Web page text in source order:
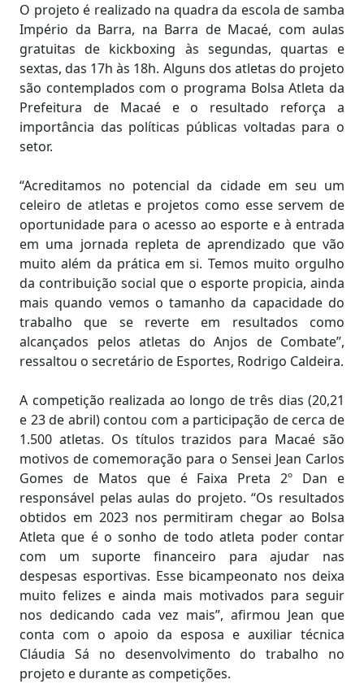
O projeto é realizado na quadra da escola de samba
Império da Barra, na Barra de Macaé, com aulas
gratuitas de kickboxing às segundas, quartas e
sextas, das 17h às 18h. Alguns dos atletas do projeto
são contemplados com o programa Bolsa Atleta da
Prefeitura de Macaé e o resultado reforça a
importância das políticas públicas voltadas para o
setor.
“Acreditamos no potencial da cidade em seu um
celeiro de atletas e projetos como esse servem de
oportunidade para o acesso ao esporte e à entrada
em uma jornada repleta de aprendizado que vão
muito além da prática em si. Temos muito orgulho
da contribuição social que o esporte propicia, ainda
mais quando vemos o tamanho da capacidade do
trabalho que se reverte em resultados como
alcançados pelos atletas do Anjos de Combate”,
ressaltou o secretário de Esportes, Rodrigo Caldeira.
A competição realizada ao longo de três dias (20,21
e 23 de abril) contou com a participação de cerca de
1.500 atletas. Os títulos trazidos para Macaé são
motivos de comemoração para o Sensei Jean Carlos
Gomes de Matos que é Faixa Preta 2º Dan e
responsável pelas aulas do projeto. “Os resultados
obtidos em 2023 nos permitiram chegar ao Bolsa
Atleta que é o sonho de todo atleta poder contar
com um suporte financeiro para ajudar nas
despesas esportivas. Esse bicampeonato nos deixa
muito felizes e ainda mais motivados para seguir
nos dedicando cada vez mais”, afirmou Jean que
conta com o apoio da esposa e auxiliar técnica
Cláudia Sá no desenvolvimento do trabalho no
projeto e durante as competições.